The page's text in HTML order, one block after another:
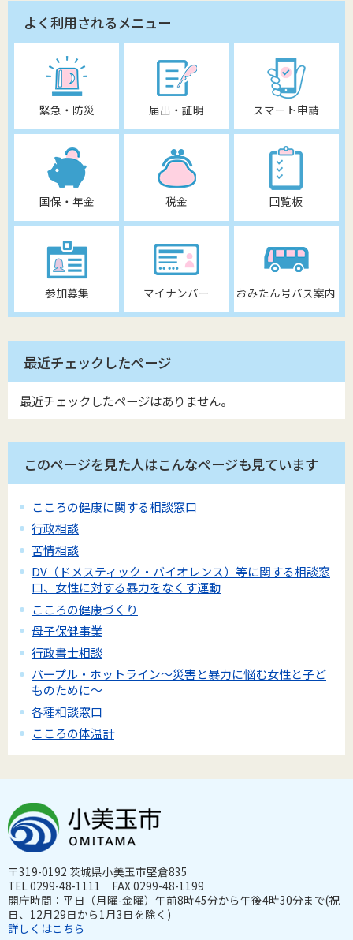
よく利用されるメニュー
緊急・防災 届出・証明 スマート申請
国保・年金 税金 回覧板
参加募集 マイナンバー おみたん号バス案内
最近チェックしたページ
最近チェックしたページはありません。
このページを見た人はこんなページも見ています
こころの健康に関する相談窓口
行政相談
苦情相談
DV（ドメスティック・バイオレンス）等に関する相談窓
口、女性に対する暴力をなくす運動
こころの健康づくり
母子保健事業
行政書士相談
パープル・ホットライン～災害と暴力に悩む女性と子ど
ものために～
各種相談窓口
こころの体温計
〒319-0192 茨城県小美玉市堅倉835
TEL 0299-48-1111 FAX 0299-48-1199
開庁時間：平日（月曜-金曜）午前8時45分から午後4時30分まで(祝
日、12月29日から1月3日を除く)
詳しくはこちら